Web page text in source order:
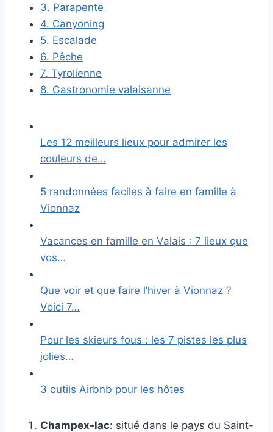
3. Parapente
4. Canyoning
5. Escalade
6. Pêche
7. Tyrolienne
8. Gastronomie valaisanne
Les 12 meilleurs lieux pour admirer les
couleurs de…
5 randonnées faciles à faire en famille à
Vionnaz
Vacances en famille en Valais : 7 lieux que
vos…
Que voir et que faire l’hiver à Vionnaz ?
Voici 7…
Pour les skieurs fous : les 7 pistes les plus
jolies…
3 outils Airbnb pour les hôtes
Champex-lac: situé dans le pays du Saint-